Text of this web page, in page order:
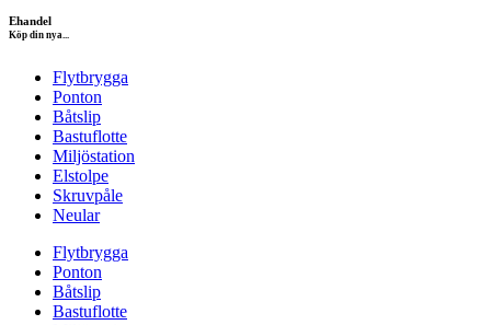
Ehandel
Köp din nya...
Flytbrygga
Ponton
Båtslip
Bastuflotte
Miljöstation
Elstolpe
Skruvpåle
Neular
Flytbrygga
Ponton
Båtslip
Bastuflotte